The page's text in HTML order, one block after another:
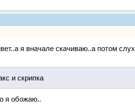
я вначале скачиваю..а потом
и скрипка
я обожаю..